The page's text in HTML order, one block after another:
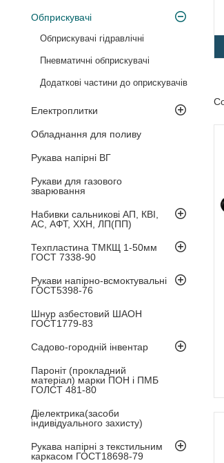
Обприскувачі
Обприскувачі гідравлічні
Пневматичні обприскувачі
Додаткові частини до оприскувачів
Електроплитки
Обладнання для поливу
Рукава напірні ВГ
Рукави для газового
зварювання
Набивки сальникові АП, КВІ,
АС, АФТ, ХХН, ЛП(ПП)
Техпластина ТМКЩ 1-50мм
ГОСТ 7338-90
Рукави напірно-всмоктувальні
ГОСТ5398-76
Шнур азбестовий ШАОН
ГОСТ1779-83
Садово-городній інвентар
Пароніт (прокладний
матеріал) марки ПОН і ПМБ
ГОЛСТ 481-80
Діелектрика(засоби
індивідуального захисту)
Рукава напірні з текстильним
каркасом ГОСТ18698-79